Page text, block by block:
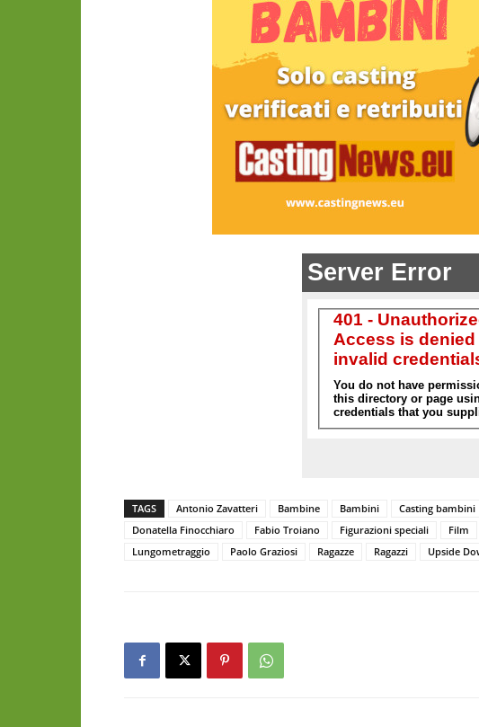
TAGS Antonio Zavatteri Bambine Bambini Casting bambini
Donatella Finocchiaro
Fabio Troiano Figurazioni speciali Film
Lungometraggio
Paolo Graziosi Ragazze Ragazzi Upside